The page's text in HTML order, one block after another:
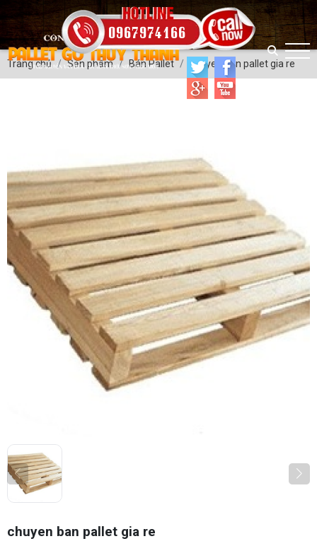
0967974166
Trang chủ Sản phẩm Bán Pallet chuyen ban pallet gia re
chuyen ban pallet gia re